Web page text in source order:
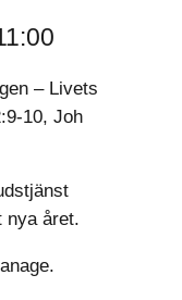
– Livets
10, Joh
nya året.